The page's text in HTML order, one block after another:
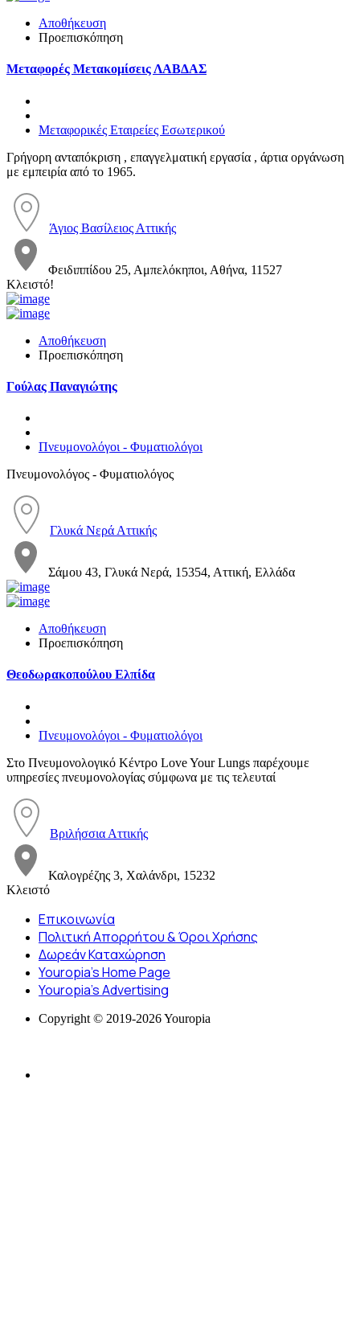
Αποθήκευση
Προεπισκόπηση
Μεταφορές Μετακομίσεις ΛΑΒΔΑΣ
Μεταφορικές Εταιρείες Εσωτερικού
Γρήγορη ανταπόκριση , επαγγελματική εργασία , άρτια οργάνωση
με εμπειρία από το 1965.
Άγιος Βασίλειος Αττικής
Φειδιππίδου 25, Αμπελόκηποι, Αθήνα, 11527
Κλειστό!
Αποθήκευση
Προεπισκόπηση
Γούλας Παναγιώτης
Πνευμονολόγοι - Φυματιολόγοι
Πνευμονολόγος - Φυματιολόγος
Γλυκά Νερά Αττικής
Σάμου 43, Γλυκά Νερά, 15354, Αττική, Ελλάδα
Αποθήκευση
Προεπισκόπηση
Θεοδωρακοπούλου Ελπίδα
Πνευμονολόγοι - Φυματιολόγοι
Στο Πνευμονολογικό Κέντρο Love Your Lungs παρέχουμε
υπηρεσίες πνευμονολογίας σύμφωνα με τις τελευταί
Βριλήσσια Αττικής
Καλογρέζης 3, Χαλάνδρι, 15232
Κλειστό
Επικοινωνία
Πολιτική Απορρήτου & Όροι Χρήσης
Δωρεάν Καταχώρηση
Youropia’s Home Page
Youropia’s Advertising
Copyright © 2019-2026 Youropia